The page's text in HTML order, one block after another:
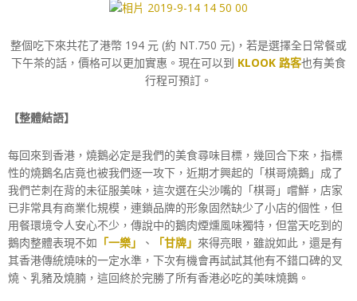
整個吃下來共花了港幣 194 元 (約 NT.750 元)，若是選擇全日常餐或
下午茶的話，價格可以更加實惠。現在可以到 KLOOK 路客也有美食
行程可預訂。
【整體結語】
每回來到香港，燒鵝必定是我們的美食尋味目標，幾回合下來，指標
性的燒鵝名店竟也被我們逐一攻下，近期才興起的「棋哥燒鵝」成了
我們芒刺在背的未征服美味，這次選在尖沙嘴的「棋哥」嚐鮮，店家
已非常具有商業化規模，連鎖品牌的形象固然缺少了小店的個性，但
用餐環境令人安心不少，傳說中的鵝肉煙燻風味獨特，但當天吃到的
鵝肉整體表現不如 「一樂」 、 「甘牌」 來得亮眼，雖說如此，還是有
其香港傳統燒味的一定水準，下次有機會再試試其他有不錯口碑的叉
燒、乳豬及燒腩，這回終於完勝了所有香港必吃的美味燒鵝。